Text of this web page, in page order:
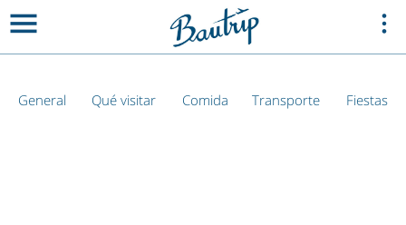
General Qué visitar Comida Transporte Fiestas